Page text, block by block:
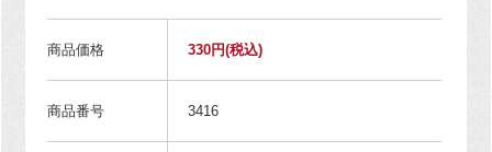
商品価格 330円(税込)
商品番号 3416